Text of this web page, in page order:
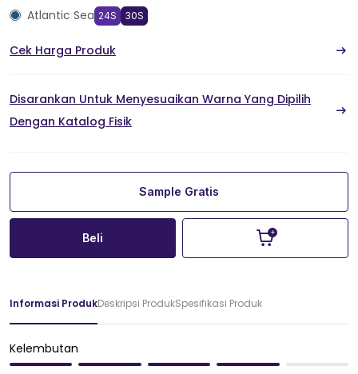
Atlantic Sea 24S 30S
Cek Harga Produk
Disarankan Untuk Menyesuaikan Warna Yang Dipilih
Dengan Katalog Fisik
Sample Gratis
Beli
Informasi ProdukDeskripsi ProdukSpesifikasi Produk
Kelembutan